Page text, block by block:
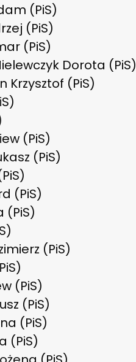
(PiS)
(PiS)
(PiS)
Dorota (PiS)
Krzysztof (PiS)
(PiS)
(PiS)
(PiS)
(PiS)
(PiS)
(PiS)
(PiS)
(PiS)
(PiS)